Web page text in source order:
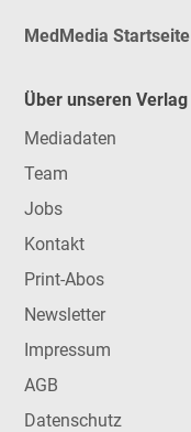
MedMedia Startseite
Über unseren Verlag
Mediadaten
Team
Jobs
Kontakt
Print-Abos
Newsletter
Impressum
AGB
Datenschutz